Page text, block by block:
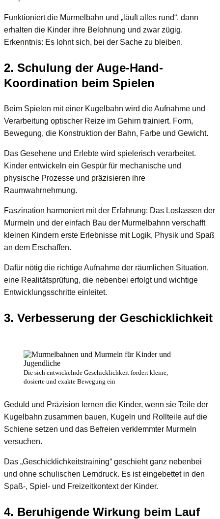
Funktioniert die Murmelbahn und „läuft alles rund“, dann
erhalten die Kinder ihre Belohnung und zwar zügig.
Erkenntnis: Es lohnt sich, bei der Sache zu bleiben.
2. Schulung der Auge-Hand-
Koordination beim Spielen
Beim Spielen mit einer Kugelbahn wird die Aufnahme und
Verarbeitung optischer Reize im Gehirn trainiert. Form,
Bewegung, die Konstruktion der Bahn, Farbe und Gewicht.
Das Gesehene und Erlebte wird spielerisch verarbeitet.
Kinder entwickeln ein Gespür für mechanische und
physische Prozesse und präzisieren ihre
Raumwahrnehmung.
Faszination harmoniert mit der Erfahrung: Das Loslassen der
Murmeln und der einfach Bau der Murmelbahnn verschafft
kleinen Kindern erste Erlebnisse mit Logik, Physik und Spaß
an dem Erschaffen.
Dafür nötig die richtige Aufnahme der räumlichen Situation,
eine Realitätsprüfung, die nebenbei erfolgt und wichtige
Entwicklungsschritte einleitet.
3. Verbesserung der Geschicklichkeit
Die sich entwickelnde Geschicklichkeit fordert kleine,
dosierte und exakte Bewegung ein
Geduld und Präzision lernen die Kinder, wenn sie Teile der
Kugelbahn zusammen bauen, Kugeln und Rollteile auf die
Schiene setzen und das Befreien verklemmter Murmeln
versuchen.
Das „Geschicklichkeitstraining“ geschieht ganz nebenbei
und ohne schulischen Lerndruck. Es ist eingebettet in den
Spaß-, Spiel- und Freizeitkontext der Kinder.
4. Beruhigende Wirkung beim Lauf